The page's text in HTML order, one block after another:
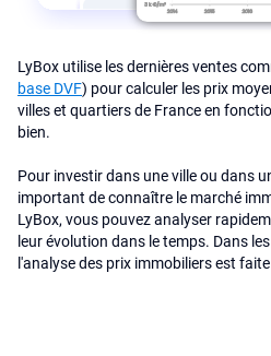
LyBox utilise les dernières ventes
base DVF) pour calculer les prix
villes et quartiers de France en
bien.
Pour investir dans une ville ou dans
important de connaître le marché
LyBox, vous pouvez analyser
leur évolution dans le temps. Dans
l'analyse des prix immobiliers est